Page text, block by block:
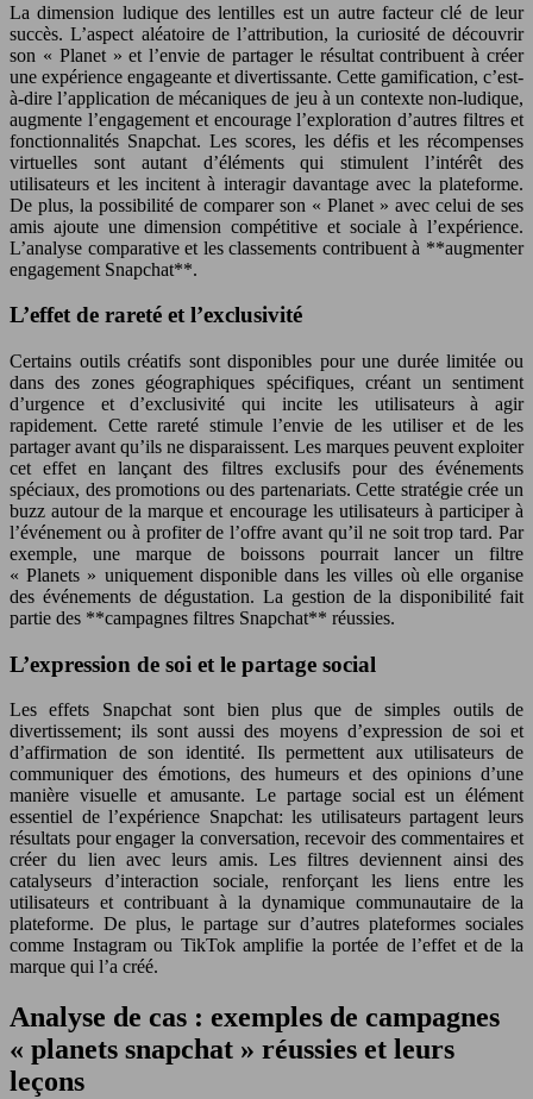
La dimension ludique des lentilles est un autre facteur clé de leur
succès. L’aspect aléatoire de l’attribution, la curiosité de découvrir
son « Planet » et l’envie de partager le résultat contribuent à créer
une expérience engageante et divertissante. Cette gamification, c’est-
à-dire l’application de mécaniques de jeu à un contexte non-ludique,
augmente l’engagement et encourage l’exploration d’autres filtres et
fonctionnalités Snapchat. Les scores, les défis et les récompenses
virtuelles sont autant d’éléments qui stimulent l’intérêt des
utilisateurs et les incitent à interagir davantage avec la plateforme.
De plus, la possibilité de comparer son « Planet » avec celui de ses
amis ajoute une dimension compétitive et sociale à l’expérience.
L’analyse comparative et les classements contribuent à **augmenter
engagement Snapchat**.
L’effet de rareté et l’exclusivité
Certains outils créatifs sont disponibles pour une durée limitée ou
dans des zones géographiques spécifiques, créant un sentiment
d’urgence et d’exclusivité qui incite les utilisateurs à agir
rapidement. Cette rareté stimule l’envie de les utiliser et de les
partager avant qu’ils ne disparaissent. Les marques peuvent exploiter
cet effet en lançant des filtres exclusifs pour des événements
spéciaux, des promotions ou des partenariats. Cette stratégie crée un
buzz autour de la marque et encourage les utilisateurs à participer à
l’événement ou à profiter de l’offre avant qu’il ne soit trop tard. Par
exemple, une marque de boissons pourrait lancer un filtre
« Planets » uniquement disponible dans les villes où elle organise
des événements de dégustation. La gestion de la disponibilité fait
partie des **campagnes filtres Snapchat** réussies.
L’expression de soi et le partage social
Les effets Snapchat sont bien plus que de simples outils de
divertissement; ils sont aussi des moyens d’expression de soi et
d’affirmation de son identité. Ils permettent aux utilisateurs de
communiquer des émotions, des humeurs et des opinions d’une
manière visuelle et amusante. Le partage social est un élément
essentiel de l’expérience Snapchat: les utilisateurs partagent leurs
résultats pour engager la conversation, recevoir des commentaires et
créer du lien avec leurs amis. Les filtres deviennent ainsi des
catalyseurs d’interaction sociale, renforçant les liens entre les
utilisateurs et contribuant à la dynamique communautaire de la
plateforme. De plus, le partage sur d’autres plateformes sociales
comme Instagram ou TikTok amplifie la portée de l’effet et de la
marque qui l’a créé.
Analyse de cas : exemples de campagnes
« planets snapchat » réussies et leurs
leçons